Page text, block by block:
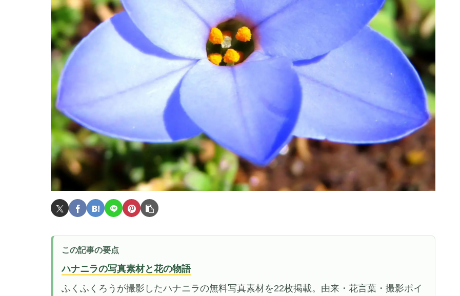
この記事の要点
ハナニラの写真素材と花の物語
ふくふくろうが撮影したハナニラの無料写真素材を22枚掲載。由来・花言葉・撮影ポイ